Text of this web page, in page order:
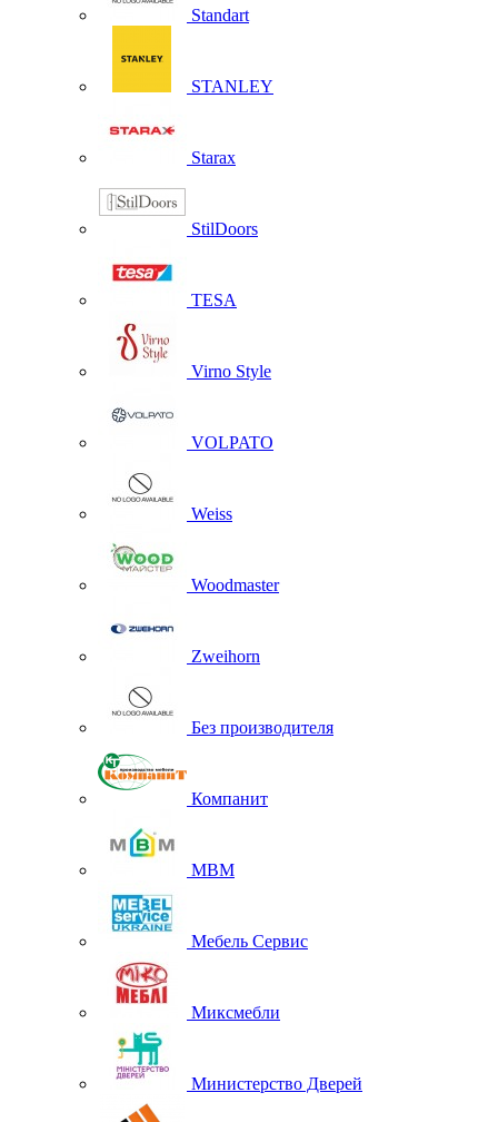
Standart
STANLEY
Starax
StilDoors
TESA
Virno Style
VOLPATO
Weiss
Woodmaster
Zweihorn
Без производителя
Компанит
МВМ
Мебель Сервис
Миксмебли
Министерство Дверей